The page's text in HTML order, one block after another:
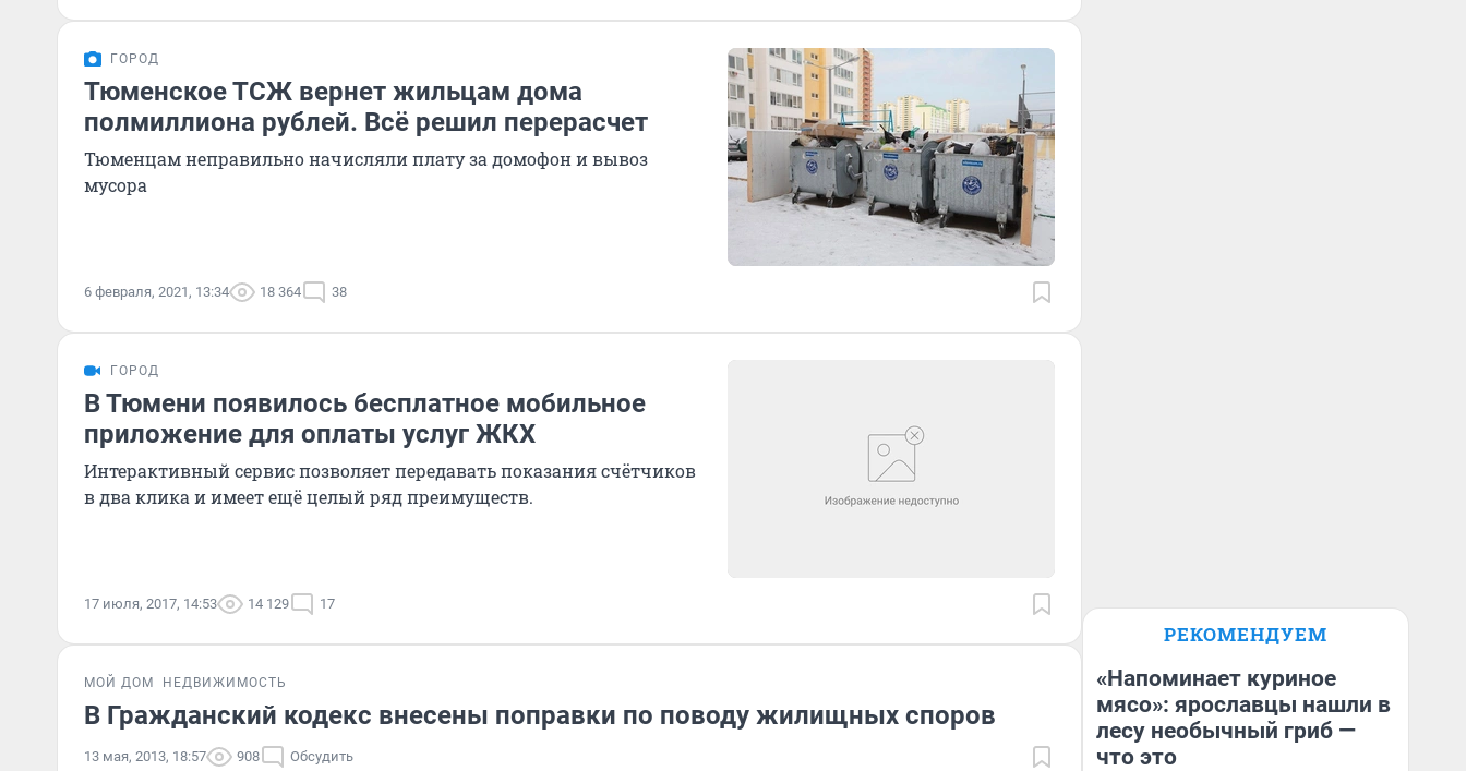
ГОРОД
Тюменское ТСЖ вернет жильцам дома
полмиллиона рублей. Всё решил перерасчет
Тюменцам неправильно начисляли плату за домофон и вывоз
мусора
6 февраля, 2021, 13:34 18 364 38
ГОРОД
В Тюмени появилось бесплатное мобильное
приложение для оплаты услуг ЖКХ
Интерактивный сервис позволяет передавать показания счётчиков
в два клика и имеет ещё целый ряд преимуществ.
17 июля, 2017, 14:53 14 129 17
МОЙ ДОМ НЕДВИЖИМОСТЬ
В Гражданский кодекс внесены поправки по поводу жилищных споров
13 мая, 2013, 18:57 908 Обсудить
РЕКОМЕНДУЕМ
«Напоминает куриное
мясо»: ярославцы нашли в
лесу необычный гриб —
что это